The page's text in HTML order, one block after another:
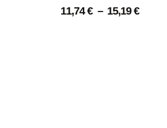
11,74€ – 15,19€